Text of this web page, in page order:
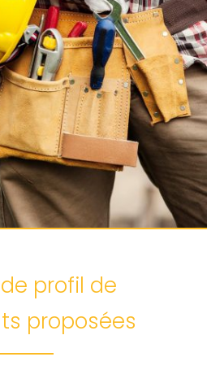
profil de
proposées